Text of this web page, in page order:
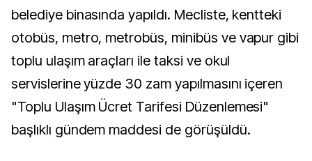
belediye binasında yapıldı. Mecliste, kentteki
otobüs, metro, metrobüs, minibüs ve vapur gibi
toplu ulaşım araçları ile taksi ve okul
servislerine yüzde 30 zam yapılmasını içeren
"Toplu Ulaşım Ücret Tarifesi Düzenlemesi"
başlıklı gündem maddesi de görüşüldü.